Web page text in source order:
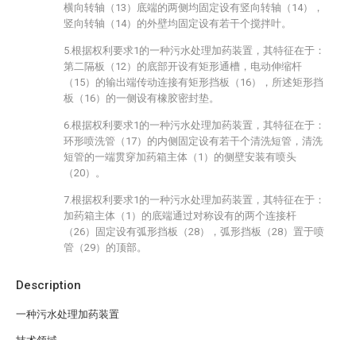
Description
一种污水处理加药装置
横向转轴（13）底端的两侧均固定设有竖向转轴（14），
竖向转轴（14）的外壁均固定设有若干个搅拌叶。
5.根据权利要求1的一种污水处理加药装置，其特征在于：
第二隔板（12）的底部开设有矩形通槽，电动伸缩杆
（15）的输出端传动连接有矩形挡板（16），所述矩形挡
板（16）的一侧设有橡胶密封垫。
6.根据权利要求1的一种污水处理加药装置，其特征在于：
环形喷洗管（17）的内侧固定设有若干个清洗短管，清洗
短管的一端贯穿加药箱主体（1）的侧壁安装有喷头
（20）。
7.根据权利要求1的一种污水处理加药装置，其特征在于：
加药箱主体（1）的底端通过对称设有的两个连接杆
（26）固定设有弧形挡板（28），弧形挡板（28）置于喷
管（29）的顶部。